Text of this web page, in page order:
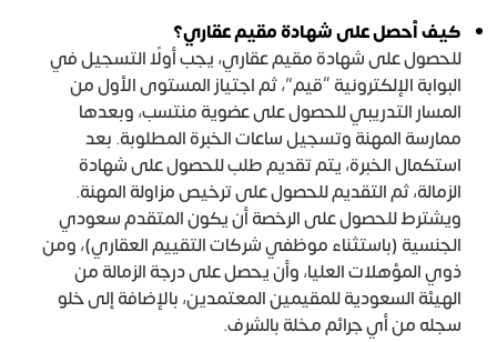
كيف أحصل على شهادة مقيم عقاري؟
للحصول على شهادة مقيم عقاري، يجب أولًا التسجيل في
البوابة الإلكترونية “قيم”، ثم اجتياز المستوى الأول من
المسار التدريبي للحصول على عضوية منتسب، وبعدها
ممارسة المهنة وتسجيل ساعات الخبرة المطلوبة. بعد
استكمال الخبرة، يتم تقديم طلب للحصول على شهادة
الزمالة، ثم التقديم للحصول على ترخيص مزاولة المهنة.
ويشترط للحصول على الرخصة أن يكون المتقدم سعودي
الجنسية (باستثناء موظفي شركات التقييم العقاري)، ومن
ذوي المؤهلات العليا، وأن يحصل على درجة الزمالة من
الهيئة السعودية للمقيمين المعتمدين، بالإضافة إلى خلو
سجله من أي جرائم مخلة بالشرف.